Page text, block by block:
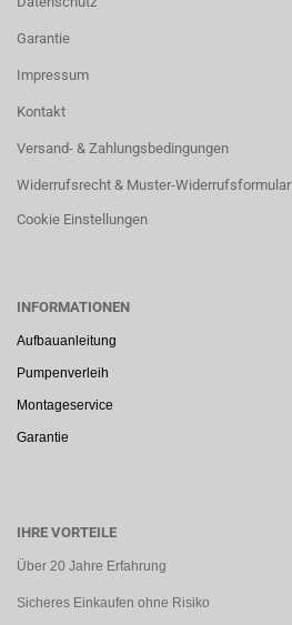
Garantie
Impressum
Kontakt
Versand- & Zahlungsbedingungen
Widerrufsrecht & Muster-Widerrufsformular
Cookie Einstellungen
INFORMATIONEN
Aufbauanleitung
Pumpenverleih
Montageservice
Garantie
IHRE VORTEILE
Über 20 Jahre Erfahrung
Sicheres Einkaufen ohne Risiko